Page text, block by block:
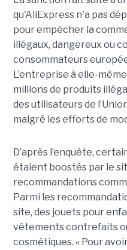
qu'AliExpress n'a pas
pour empêcher la
illégaux, dangereux ou
consommateurs
L’entreprise à elle-
millions de produits
des utilisateurs de
malgré les efforts de
D’après l’enquête,
étaient boostés par le
recommandations
Parmi les
site, des jouets pour
vêtements contrefaits
cosmétiques. « Pour